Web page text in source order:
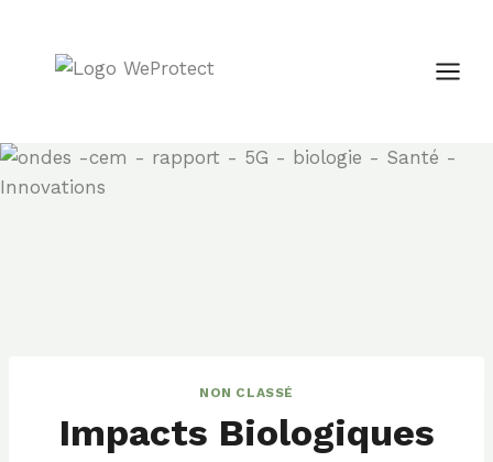
contenu
NON CLASSÉ
Impacts Biologiques